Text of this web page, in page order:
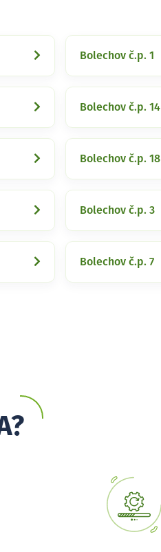
Bolechov č.p. 1
Bolechov č.p. 14
Bolechov č.p. 18
Bolechov č.p. 3
Bolechov č.p. 7